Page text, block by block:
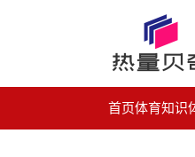
首页体育知识